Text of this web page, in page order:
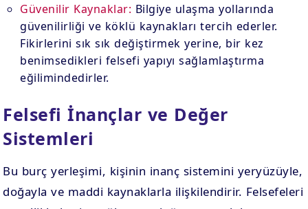
Güvenilir Kaynaklar: Bilgiye ulaşma yollarında
güvenilirliği ve köklü kaynakları tercih ederler.
Fikirlerini sık sık değiştirmek yerine, bir kez
benimsedikleri felsefi yapıyı sağlamlaştırma
eğilimindedirler.
Felsefi İnançlar ve Değer
Sistemleri
Bu burç yerleşimi, kişinin inanç sistemini yeryüzüyle,
doğayla ve maddi kaynaklarla ilişkilendirir. Felsefeleri